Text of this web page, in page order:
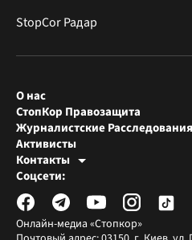
StopCor Радар
Онлайн-медиа «Стопкор»
О нас
СтопКор Правозащита
Журналистские Расследования
Активисты
Контакты
Редакция СтопКора
Журналисты-расследователи
Соцсети: